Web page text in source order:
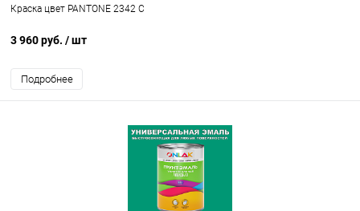
Краска цвет PANTONE 2342 C
3 960 руб. / шт
Подробнее